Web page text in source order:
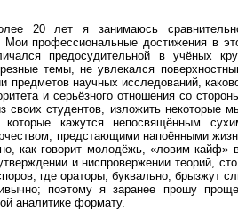
20 лет я занимаюсь
Мои профессиональные достижения в
предосудительной в учёных
темы, не увлекался
предметов научных исследований,
и серьёзного отношения со
своих студентов, изложить некоторые
которые кажутся непосвящённым
предстающими напоёнными
как говорит молодёжь, «ловим кайф»
и ниспровержении теорий,
где ораторы, буквально, брызжут
поэтому я заранее прошу
аналитике формату.